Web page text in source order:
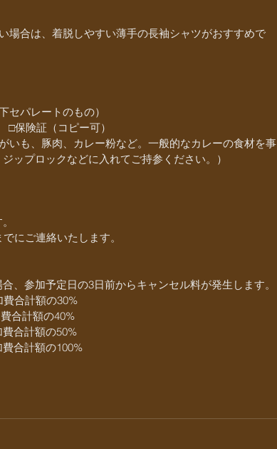
場合は、着脱しやすい薄手の長袖シャツがおすすめで
セパレートのもの）
□保険証（コピー可）
いも、豚肉、カレー粉など。一般的なカレーの食材を事
ップロックなどに入れてご持参ください。）
にご連絡いたします。
、参加予定日の3日前からキャンセル料が発生します。
合計額の30%
合計額の40%
合計額の50%
合計額の100%